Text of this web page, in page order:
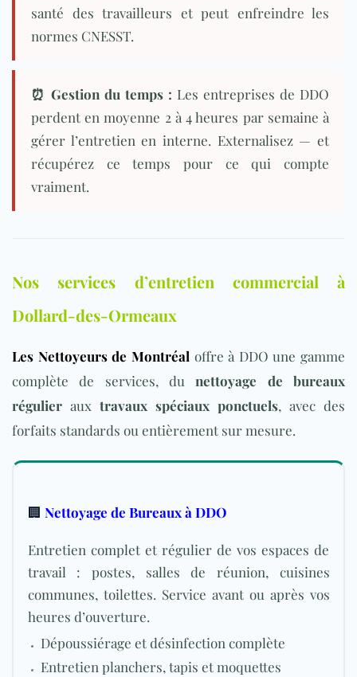
santé des travailleurs et peut enfreindre les
normes CNESST.
⏰ Gestion du temps : Les entreprises de DDO
perdent en moyenne 2 à 4 heures par semaine à
gérer l’entretien en interne. Externalisez — et
récupérez ce temps pour ce qui compte
vraiment.
Nos services d’entretien commercial à
Dollard-des-Ormeaux
Les Nettoyeurs de Montréaloffre à DDO une gamme
complète de services, dunettoyage de bureaux
régulier aux travaux spéciaux ponctuels, avec des
forfaits standards ou entièrement sur mesure.
🏢 Nettoyage de Bureaux à DDO
Entretien complet et régulier de vos espaces de
travail : postes, salles de réunion, cuisines
communes, toilettes. Service avant ou après vos
heures d’ouverture.
Dépoussiérage et désinfection complète
Entretien planchers, tapis et moquettes